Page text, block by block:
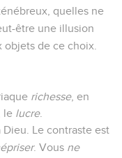
quelles ne
être une illusion
de ce choix.
richesse, en
le lucre.
Le contraste est
. Vous ne